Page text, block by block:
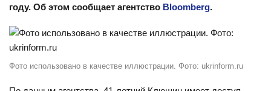
году. Об этом сообщает агентство Bloomberg.
Фото использовано в качестве иллюстрации. Фото: ukrinform.ru